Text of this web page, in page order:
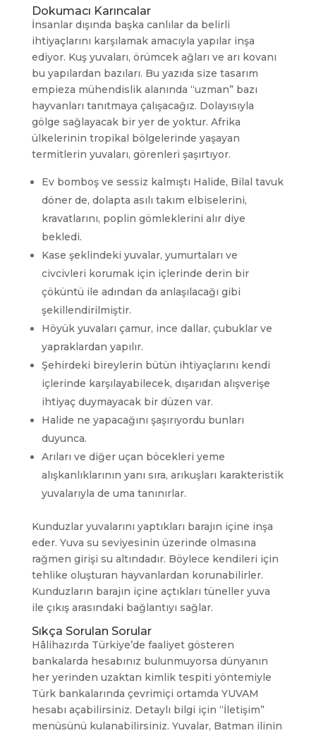
Dokumacı Karıncalar
İnsanlar dışında başka canlılar da belirli
ihtiyaçlarını karşılamak amacıyla yapılar inşa
ediyor. Kuş yuvaları, örümcek ağları ve arı kovanı
bu yapılardan bazıları. Bu yazıda size tasarım
empieza mühendislik alanında “uzman” bazı
hayvanları tanıtmaya çalışacağız. Dolayısıyla
gölge sağlayacak bir yer de yoktur. Afrika
ülkelerinin tropikal bölgelerinde yaşayan
termitlerin yuvaları, görenleri şaşırtıyor.
Ev bomboş ve sessiz kalmıştı Halide, Bilal tavuk
döner de, dolapta asılı takım elbiselerini,
kravatlarını, poplin gömleklerini alır diye
bekledi.
Kase şeklindeki yuvalar, yumurtaları ve
civcivleri korumak için içlerinde derin bir
çöküntü ile adından da anlaşılacağı gibi
şekillendirilmiştir.
Höyük yuvaları çamur, ince dallar, çubuklar ve
yapraklardan yapılır.
Şehirdeki bireylerin bütün ihtiyaçlarını kendi
içlerinde karşılayabilecek, dışarıdan alışverişe
ihtiyaç duymayacak bir düzen var.
Halide ne yapacağını şaşırıyordu bunları
duyunca.
Arıları ve diğer uçan böcekleri yeme
alışkanlıklarının yanı sıra, arıkuşları karakteristik
yuvalarıyla de uma tanınırlar.
Kunduzlar yuvalarını yaptıkları barajın içine inşa
eder. Yuva su seviyesinin üzerinde olmasına
rağmen girişi su altındadır. Böylece kendileri için
tehlike oluşturan hayvanlardan korunabilirler.
Kunduzların barajın içine açtıkları tüneller yuva
ile çıkış arasındaki bağlantıyı sağlar.
Sıkça Sorulan Sorular
Hâlihazırda Türkiye’de faaliyet gösteren
bankalarda hesabınız bulunmuyorsa dünyanın
her yerinden uzaktan kimlik tespiti yöntemiyle
Türk bankalarında çevrimiçi ortamda YUVAM
hesabı açabilirsiniz. Detaylı bilgi için “İletişim”
menüsünü kulanabilirsiniz. Yuvalar, Batman ilinin